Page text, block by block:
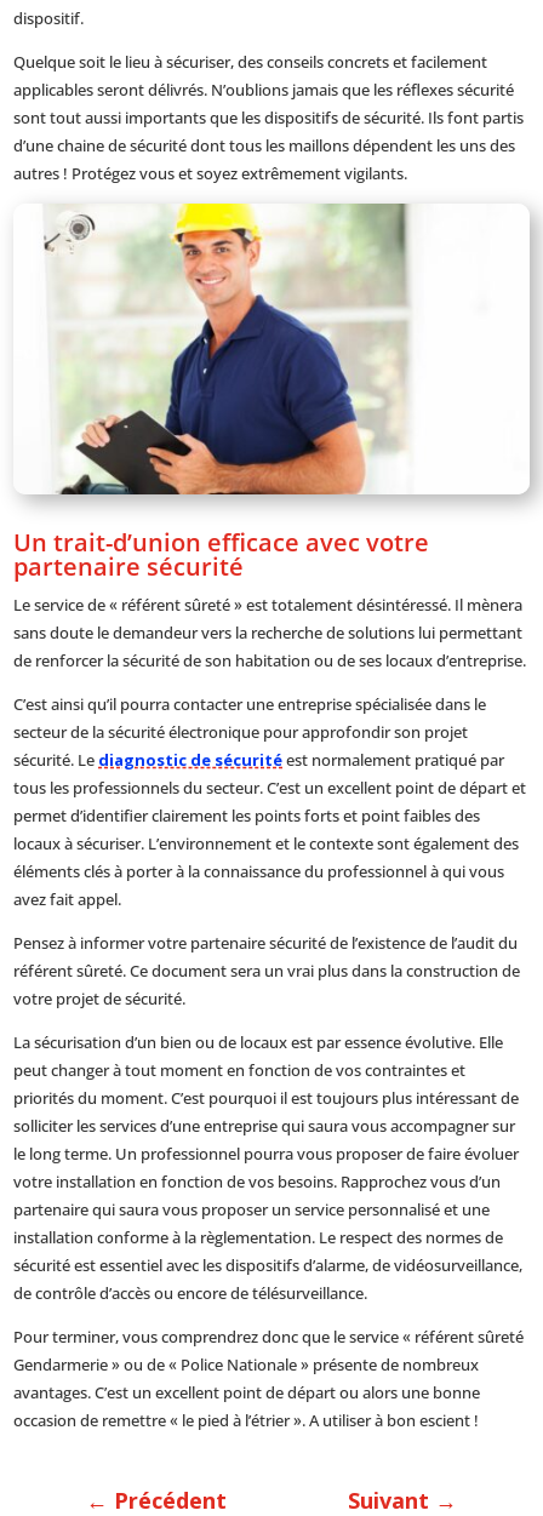
dispositif.
Quelque soit le lieu à sécuriser, des conseils concrets et facilement
applicables seront délivrés. N’oublions jamais que les réflexes sécurité
sont tout aussi importants que les dispositifs de sécurité. Ils font partis
d’une chaine de sécurité dont tous les maillons dépendent les uns des
autres ! Protégez vous et soyez extrêmement vigilants.
Un trait-d’union efficace avec votre
partenaire sécurité
Le service de « référent sûreté » est totalement désintéressé. Il mènera
sans doute le demandeur vers la recherche de solutions lui permettant
de renforcer la sécurité de son habitation ou de ses locaux d’entreprise.
C’est ainsi qu’il pourra contacter une entreprise spécialisée dans le
secteur de la sécurité électronique pour approfondir son projet
sécurité. Le diagnostic de sécuritéest normalement pratiqué par
tous les professionnels du secteur. C’est un excellent point de départ et
permet d’identifier clairement les points forts et point faibles des
locaux à sécuriser. L’environnement et le contexte sont également des
éléments clés à porter à la connaissance du professionnel à qui vous
avez fait appel.
Pensez à informer votre partenaire sécurité de l’existence de l’audit du
référent sûreté. Ce document sera un vrai plus dans la construction de
votre projet de sécurité.
La sécurisation d’un bien ou de locaux est par essence évolutive. Elle
peut changer à tout moment en fonction de vos contraintes et
priorités du moment. C’est pourquoi il est toujours plus intéressant de
solliciter les services d’une entreprise qui saura vous accompagner sur
le long terme. Un professionnel pourra vous proposer de faire évoluer
votre installation en fonction de vos besoins. Rapprochez vous d’un
partenaire qui saura vous proposer un service personnalisé et une
installation conforme à la règlementation. Le respect des normes de
sécurité est essentiel avec les dispositifs d’alarme, de vidéosurveillance,
de contrôle d’accès ou encore de télésurveillance.
Pour terminer, vous comprendrez donc que le service « référent sûreté
Gendarmerie » ou de « Police Nationale » présente de nombreux
avantages. C’est un excellent point de départ ou alors une bonne
occasion de remettre « le pied à l’étrier ». A utiliser à bon escient !
← Précédent Suivant →